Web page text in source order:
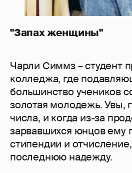
"Запах женщины"
Чарли Симмз – студент
колледжа, где
большинство учеников
золотая молодежь. Увы,
числа, и когда из-за
зарвавшихся юнцов ему
стипендии и
последнюю надежду.